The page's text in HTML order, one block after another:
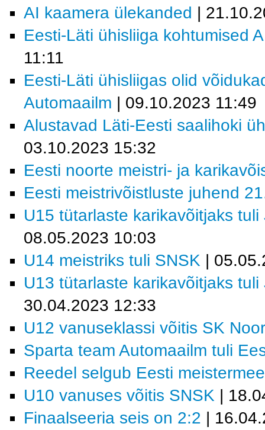
AI kaamera ülekanded |
Eesti-Läti ühisliiga kohtumised
11:11
Eesti-Läti ühisliigas olid
Automaailm | 09.10.2023 11:49
Alustavad Läti-Eesti saalihoki
03.10.2023 15:32
Eesti noorte meistri- ja
Eesti meistrivõistluste juhend
U15 tütarlaste karikavõitjaks
08.05.2023 10:03
U14 meistriks tuli SNSK |
U13 tütarlaste karikavõitjaks
30.04.2023 12:33
U12 vanuseklassi võitis SK
Sparta team Automaailm tuli
Reedel selgub Eesti
U10 vanuses võitis SNSK |
Finaalseeria seis on 2:2 |